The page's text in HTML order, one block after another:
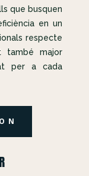
que busquen
en un
respecte
també major
per a cada